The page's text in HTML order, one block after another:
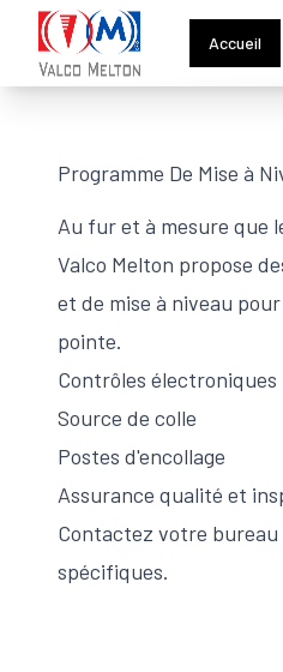
Accueil
Programme De Mise à
Au fur et à mesure que
Valco Melton propose
et de mise à niveau
pointe.
Contrôles électroniques
Source de colle
Postes d'encollage
Assurance qualité et
Contactez votre bureau
spécifiques.